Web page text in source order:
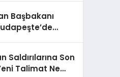
Başbakanı
Saldırılarına Son
Talimat Ne